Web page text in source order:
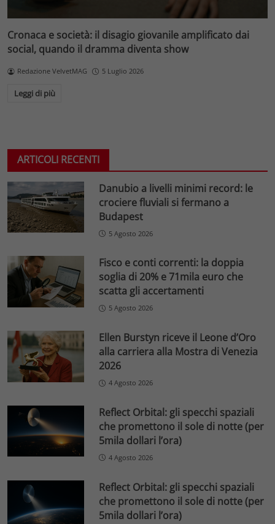
Cronaca e società: il disagio giovanile amplificato dai
social, quando il dramma diventa show
Redazione VelvetMAG 5 Luglio 2026
Leggi di più
ARTICOLI RECENTI
Danubio a livelli minimi record: le
crociere fluviali si fermano a
Budapest
5 Agosto 2026
Fisco e conti correnti: la doppia
soglia di 20% e 71mila euro che
scatta gli accertamenti
5 Agosto 2026
Ellen Burstyn riceve il Leone d’Oro
alla carriera alla Mostra di Venezia
2026
4 Agosto 2026
Reflect Orbital: gli specchi spaziali
che promettono il sole di notte (per
5mila dollari l’ora)
4 Agosto 2026
Reflect Orbital: gli specchi spaziali
che promettono il sole di notte (per
5mila dollari l’ora)